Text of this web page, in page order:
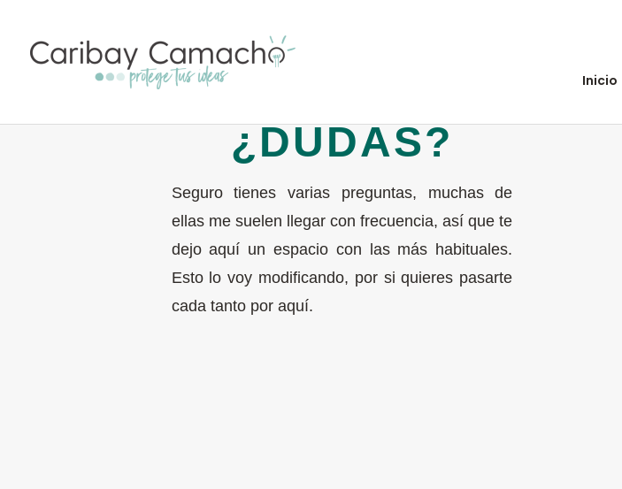
Inicio
¿DUDAS?
Seguro tienes varias preguntas, muchas de
ellas me suelen llegar con frecuencia, así que te
dejo aquí un espacio con las más habituales.
Esto lo voy modificando, por si quieres pasarte
cada tanto por aquí.